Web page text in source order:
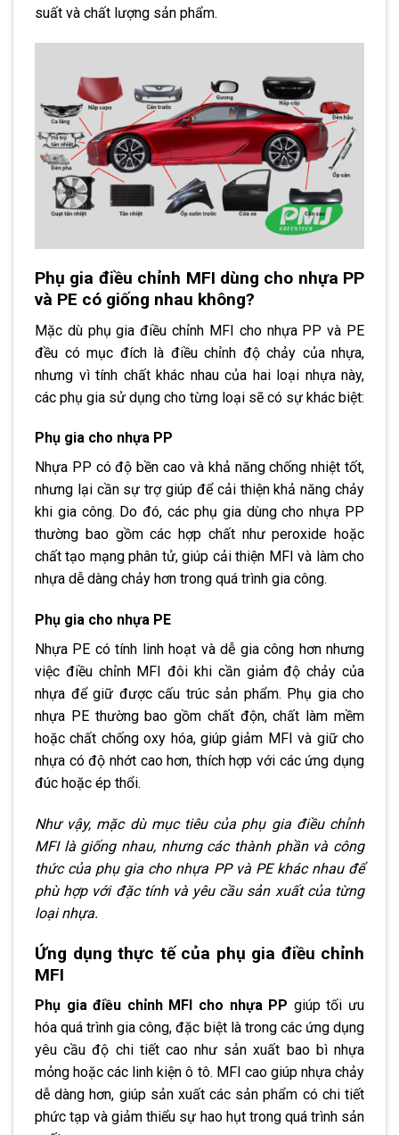
suất và chất lượng sản phẩm.
Phụ gia điều chỉnh MFI dùng cho nhựa PP
và PE có giống nhau không?
Mặc dù phụ gia điều chỉnh MFI cho nhựa PP và PE
đều có mục đích là điều chỉnh độ chảy của nhựa,
nhưng vì tính chất khác nhau của hai loại nhựa này,
các phụ gia sử dụng cho từng loại sẽ có sự khác biệt:
Phụ gia cho nhựa PP
Nhựa PP có độ bền cao và khả năng chống nhiệt tốt,
nhưng lại cần sự trợ giúp để cải thiện khả năng chảy
khi gia công. Do đó, các phụ gia dùng cho nhựa PP
thường bao gồm các hợp chất như peroxide hoặc
chất tạo mạng phân tử, giúp cải thiện MFI và làm cho
nhựa dễ dàng chảy hơn trong quá trình gia công.
Phụ gia cho nhựa PE
Nhựa PE có tính linh hoạt và dễ gia công hơn nhưng
việc điều chỉnh MFI đôi khi cần giảm độ chảy của
nhựa để giữ được cấu trúc sản phẩm. Phụ gia cho
nhựa PE thường bao gồm chất độn, chất làm mềm
hoặc chất chống oxy hóa, giúp giảm MFI và giữ cho
nhựa có độ nhớt cao hơn, thích hợp với các ứng dụng
đúc hoặc ép thổi.
Như vậy, mặc dù mục tiêu của phụ gia điều chỉnh
MFI là giống nhau, nhưng các thành phần và công
thức của phụ gia cho nhựa PP và PE khác nhau để
phù hợp với đặc tính và yêu cầu sản xuất của từng
loại nhựa.
Ứng dụng thực tế của phụ gia điều chỉnh
MFI
Phụ gia điều chỉnh MFI cho nhựa PP giúp tối ưu
hóa quá trình gia công, đặc biệt là trong các ứng dụng
yêu cầu độ chi tiết cao như sản xuất bao bì nhựa
mỏng hoặc các linh kiện ô tô. MFI cao giúp nhựa chảy
dễ dàng hơn, giúp sản xuất các sản phẩm có chi tiết
phức tạp và giảm thiểu sự hao hụt trong quá trình sản